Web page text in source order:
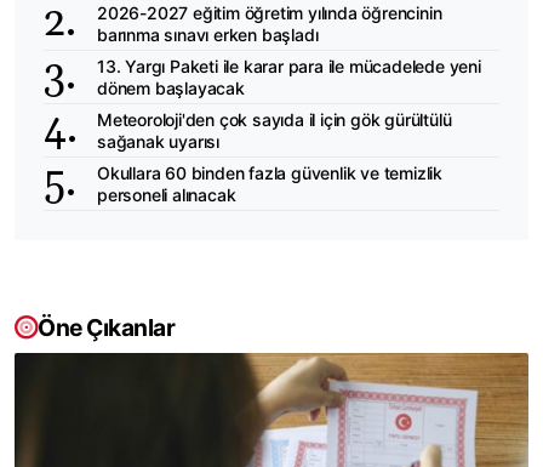
2026-2027 eğitim öğretim yılında öğrencinin
barınma sınavı erken başladı
13. Yargı Paketi ile karar para ile mücadelede yeni
dönem başlayacak
Meteoroloji'den çok sayıda il için gök gürültülü
sağanak uyarısı
Okullara 60 binden fazla güvenlik ve temizlik
personeli alınacak
Öne Çıkanlar